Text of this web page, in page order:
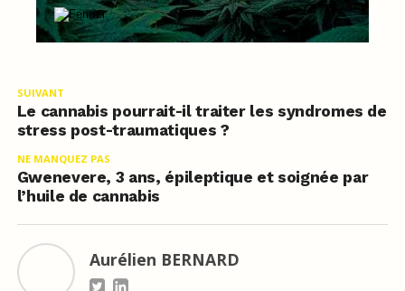
SUIVANT
Le cannabis pourrait-il traiter les syndromes de
stress post-traumatiques ?
NE MANQUEZ PAS
Gwenevere, 3 ans, épileptique et soignée par
l’huile de cannabis
Aurélien BERNARD